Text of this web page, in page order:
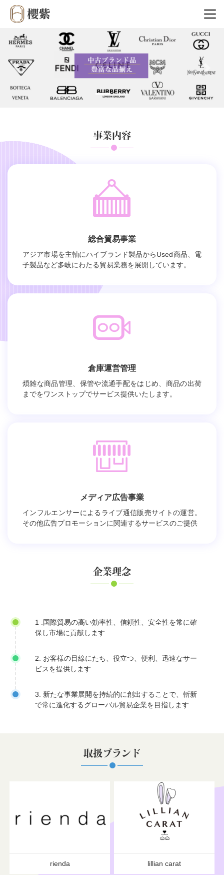
Previous Next
事業内容
総合貿易事業
アジア市場を主軸にハイブランド製品からUsed商品、電
子製品など多岐にわたる貿易業務を展開しています。
倉庫運営管理
煩雑な商品管理、保管や流通手配をはじめ、商品の出荷
までをワンストップでサービス提供いたします。
メディア広告事業
インフルエンサーによるライブ通信販売サイトの運営。
その他広告プロモーションに関連するサービスのご提供
企業理念
1 .国際貿易の高い効率性、信頼性、安全性を常に確
保し市場に貢献します
2. お客様の目線にたち、役立つ、便利、迅速なサー
ビスを提供します
3. 新たな事業展開を持続的に創出することで、斬新
で常に進化するグローバル貿易企業を目指します
取扱ブランド
rienda lillian carat